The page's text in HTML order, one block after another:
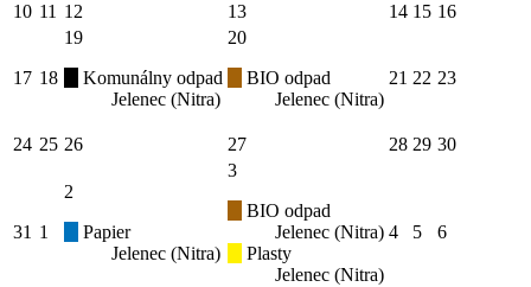
10 11 12 13 14 15 16
17 18
19
Komunálny odpad
Jelenec (Nitra)
20
BIO odpad
Jelenec (Nitra)
21 22 23
24 25 26 27 28 29 30
31 1
2
Papier
Jelenec (Nitra)
3
BIO odpad
Jelenec (Nitra)
Plasty
Jelenec (Nitra)
4 5 6